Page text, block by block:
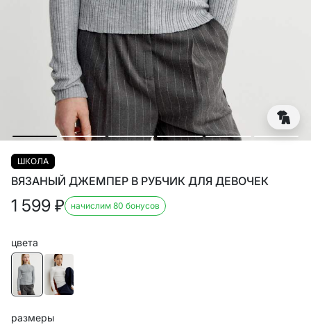
ШКОЛА
ВЯЗАНЫЙ ДЖЕМПЕР В РУБЧИК ДЛЯ ДЕВОЧЕК
1 599 ₽ начислим 80 бонусов
цвета
размеры